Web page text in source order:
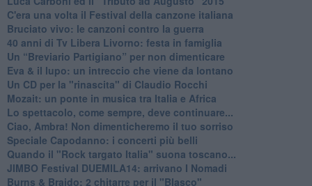
C'era una volta il Festival della canzone italiana
Bruciato vivo: le canzoni contro la guerra
40 anni di Tv Libera Livorno: festa in famiglia
Un “Breviario Partigiano” per non dimenticare
Eva & il lupo: un intreccio che viene da lontano
Un CD per la "rinascita" di Claudio Rocchi
Mozait: un ponte in musica tra Italia e Africa
Lo spettacolo, come sempre, deve continuare...
Ciao, Ambra! Non dimenticheremo il tuo sorriso
Speciale Capodanno: i concerti più belli
Quando il "Rock targato Italia" suona toscano...
JIMBO Festival DUEMILA14: arrivano I Nomadi
Burns & Braido: 2 chitarre per il "Blasco"